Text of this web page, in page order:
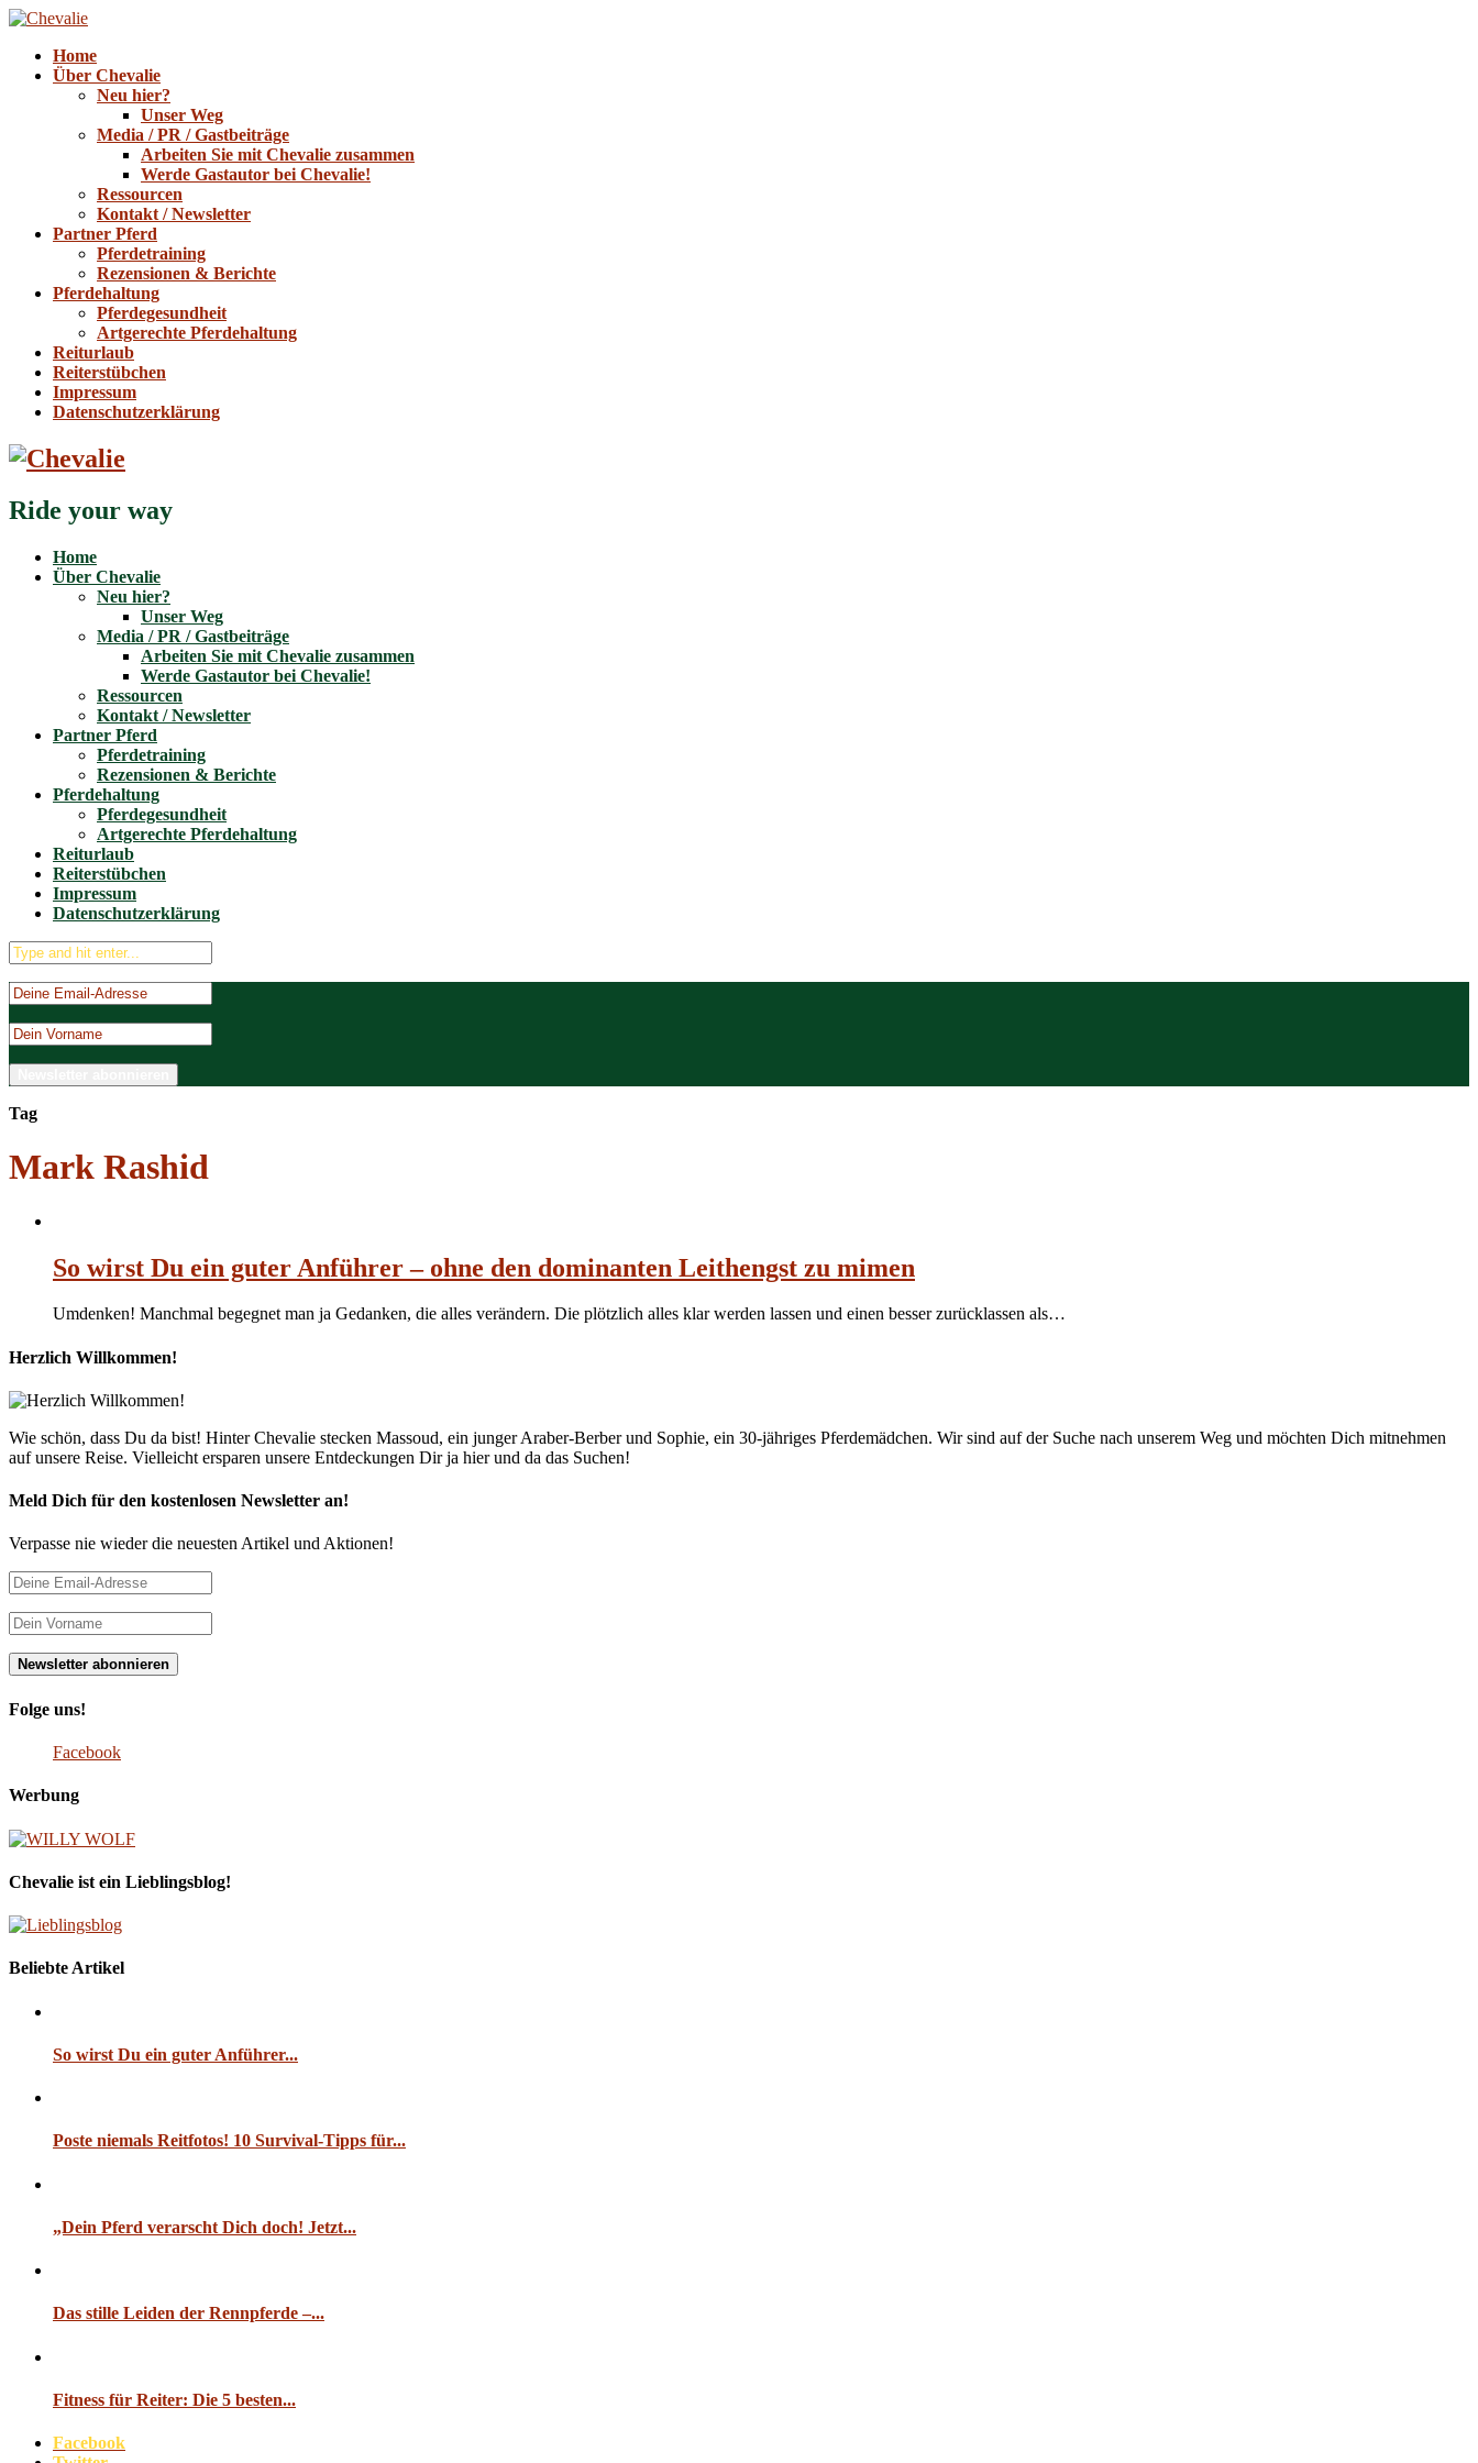
Home
Über Chevalie
Neu hier?
Unser Weg
Media / PR / Gastbeiträge
Arbeiten Sie mit Chevalie zusammen
Werde Gastautor bei Chevalie!
Ressourcen
Kontakt / Newsletter
Partner Pferd
Pferdetraining
Rezensionen & Berichte
Pferdehaltung
Pferdegesundheit
Artgerechte Pferdehaltung
Reiturlaub
Reiterstübchen
Impressum
Datenschutzerklärung
Ride your way
Home
Über Chevalie
Neu hier?
Unser Weg
Media / PR / Gastbeiträge
Arbeiten Sie mit Chevalie zusammen
Werde Gastautor bei Chevalie!
Ressourcen
Kontakt / Newsletter
Partner Pferd
Pferdetraining
Rezensionen & Berichte
Pferdehaltung
Pferdegesundheit
Artgerechte Pferdehaltung
Reiturlaub
Reiterstübchen
Impressum
Datenschutzerklärung
Tag
Mark Rashid
So wirst Du ein guter Anführer – ohne den dominanten Leithengst zu mimen
Umdenken! Manchmal begegnet man ja Gedanken, die alles verändern. Die plötzlich alles klar werden lassen und einen besser zurücklassen als…
Herzlich Willkommen!
Wie schön, dass Du da bist! Hinter Chevalie stecken Massoud, ein junger Araber-Berber und Sophie, ein 30-jähriges Pferdemädchen. Wir sind auf der Suche nach unserem Weg und möchten Dich mitnehmen
auf unsere Reise. Vielleicht ersparen unsere Entdeckungen Dir ja hier und da das Suchen!
Meld Dich für den kostenlosen Newsletter an!
Verpasse nie wieder die neuesten Artikel und Aktionen!
Folge uns!
Facebook
Werbung
Chevalie ist ein Lieblingsblog!
Beliebte Artikel
So wirst Du ein guter Anführer...
Poste niemals Reitfotos! 10 Survival-Tipps für...
„Dein Pferd verarscht Dich doch! Jetzt...
Das stille Leiden der Rennpferde –...
Fitness für Reiter: Die 5 besten...
Facebook